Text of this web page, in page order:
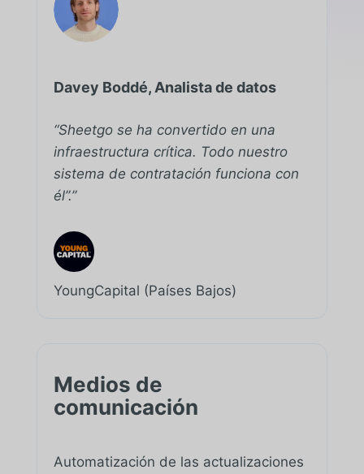
Davey Boddé, Analista de datos
“Sheetgo se ha convertido en una
infraestructura crítica. Todo nuestro
sistema de contratación funciona con
él”.”
YoungCapital (Países Bajos)
Medios de
comunicación
Automatización de las actualizaciones